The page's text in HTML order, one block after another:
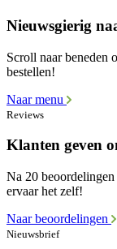
Nieuwsgierig
Scroll naar beneden
bestellen!
Naar menu
Reviews
Klanten geven
Na 20 beoordelingen
ervaar het zelf!
Naar beoordelingen
Nieuwsbrief